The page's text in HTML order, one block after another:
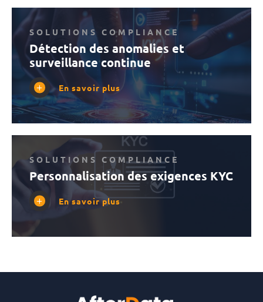
SOLUTIONS COMPLIANCE
Détection des anomalies et
surveillance continue
En savoir plus
SOLUTIONS COMPLIANCE
Personnalisation des exigences KYC
En savoir plus